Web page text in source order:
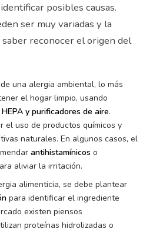
posibles causas.
ser muy variadas y la
reconocer el origen del
una alergia ambiental, lo más
el hogar limpio, usando
y purificadores de aire.
el uso de productos químicos y
naturales. En algunos casos, el
antihistamínicos o
aliviar la irritación.
alimenticia, se debe plantear
para identificar el ingrediente
existen piensos
proteínas hidrolizadas o